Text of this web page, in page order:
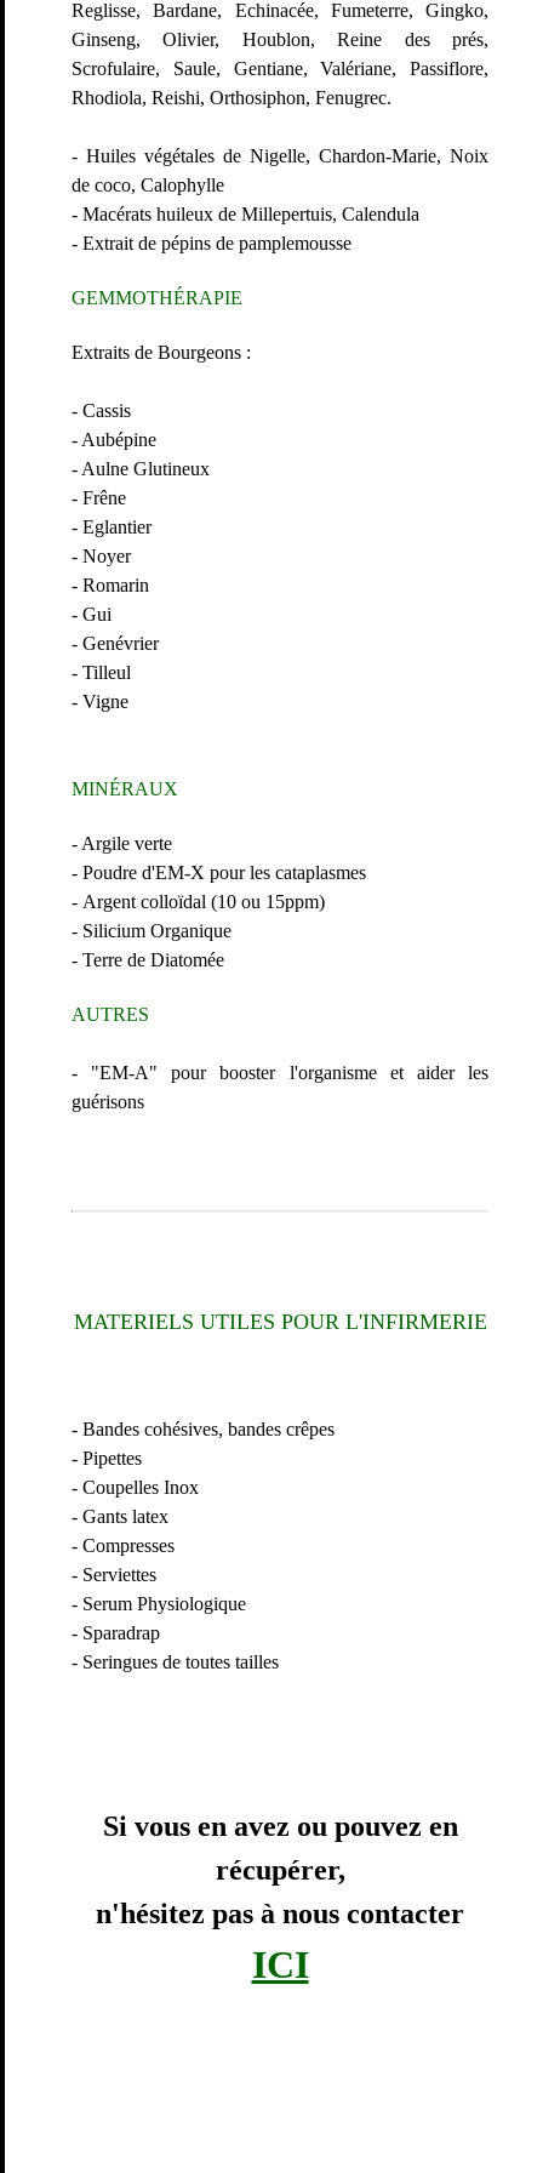
Reglisse, Bardane, Echinacée, Fumeterre, Gingko,
Ginseng, Olivier, Houblon, Reine des prés,
Scrofulaire, Saule, Gentiane, Valériane, Passiflore,
Rhodiola, Reishi, Orthosiphon, Fenugrec.
- Huiles végétales de Nigelle, Chardon-Marie, Noix
de coco, Calophylle
- Macérats huileux de Millepertuis, Calendula
- Extrait de pépins de pamplemousse
GEMMOTHÉRAPIE
Extraits de Bourgeons :
- Cassis
- Aubépine
- Aulne Glutineux
- Frêne
- Eglantier
- Noyer
- Romarin
- Gui
- Genévrier
- Tilleul
- Vigne
MINÉRAUX
- Argile verte
- Poudre d'EM-X pour les cataplasmes
- Argent colloïdal (10 ou 15ppm)
- Silicium Organique
- Terre de Diatomée
AUTRES
- "EM-A" pour booster l'organisme et aider les
guérisons
MATERIELS UTILES POUR L'INFIRMERIE
- Bandes cohésives, bandes crêpes
- Pipettes
- Coupelles Inox
- Gants latex
- Compresses
- Serviettes
- Serum Physiologique
- Sparadrap
- Seringues de toutes tailles
Si vous en avez ou pouvez en
récupérer,
n'hésitez pas à nous contacter
ICI